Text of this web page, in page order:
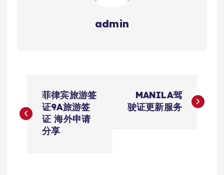
admin
章
菲律宾旅游签
证9A旅游签
证 海外申请
分享
MANILA驾
驶证更新服务